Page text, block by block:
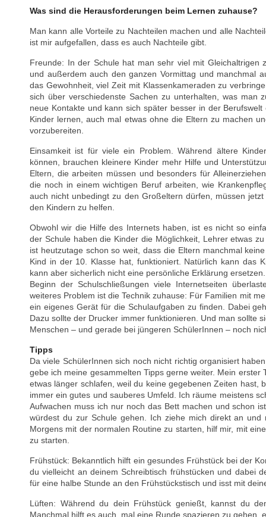
Was sind die Herausforderungen beim Lernen zuhause?
Man kann alle Vorteile zu Nachteilen machen und alle
ist mir aufgefallen, dass es auch Nachteile gibt.
Freunde: In der Schule hat man sehr viel mit Gleichaltrigen
und außerdem auch den ganzen Vormittag und manchmal
das Gewohnheit, viel Zeit mit Klassenkameraden zu
sich über verschiedenste Sachen zu unterhalten, was man
neue Kontakte und kann sich später besser in der
Kinder lernen, auch mal etwas ohne die Eltern zu machen
vorzubereiten.
Einsamkeit ist für viele ein Problem. Während ältere
können, brauchen kleinere Kinder mehr Hilfe und
Eltern, die arbeiten müssen und besonders für
die noch in einem wichtigen Beruf arbeiten, wie
auch nicht unbedingt zu den Großeltern dürfen, müssen
den Kindern zu helfen.
Obwohl wir die Hilfe des Internets haben, ist es nicht so
der Schule haben die Kinder die Möglichkeit, Lehrer etwas
ist heutzutage schon so weit, dass die Eltern manchmal
Kind in der 10. Klasse hat, funktioniert. Natürlich kann das
kann aber sicherlich nicht eine persönliche Erklärung
Beginn der Schulschließungen viele Internetseiten
weiteres Problem ist die Technik zuhause: Für Familien mit
ein eigenes Gerät für die Schulaufgaben zu finden. Dabei
Dazu sollte der Drucker immer funktionieren. Und man sollte
Menschen – und gerade bei jüngeren SchülerInnen – noch
Tipps
Da viele SchülerInnen sich noch nicht richtig organisiert
gebe ich meine gesammelten Tipps gerne weiter. Mein erster
etwas länger schlafen, weil du keine gegebenen Zeiten hast,
immer ein gutes und sauberes Umfeld. Ich räume meistens
Aufwachen muss ich nur noch das Bett machen und schon
würdest du zur Schule gehen. Ich ziehe mich direkt an
Morgens mit der normalen Routine zu starten, hilf mir, mit
zu starten.
Frühstück: Bekanntlich hilft ein gesundes Frühstück bei der
du vielleicht an deinem Schreibtisch frühstücken und dabei
für eine halbe Stunde an den Frühstückstisch und isst mit
Lüften: Während du dein Frühstück genießt, kannst du
Manchmal hilft es auch, mal eine Runde spazieren zu gehen,